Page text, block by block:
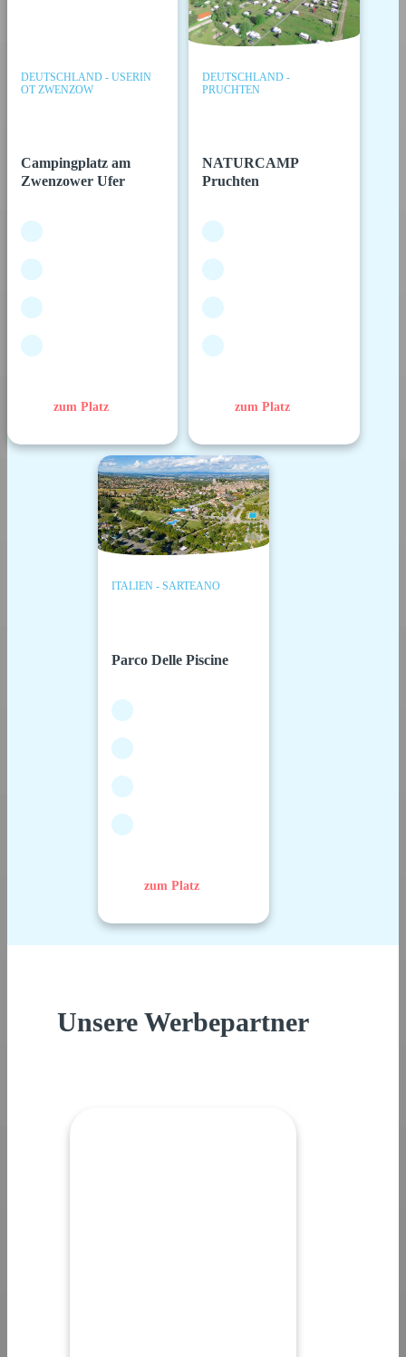
DEUTSCHLAND - USERIN
OT ZWENZOW
Campingplatz am
Zwenzower Ufer
zum Platz
DEUTSCHLAND -
PRUCHTEN
NATURCAMP
Pruchten
zum Platz
ITALIEN - SARTEANO
Parco Delle Piscine
zum Platz
Unsere Werbepartner